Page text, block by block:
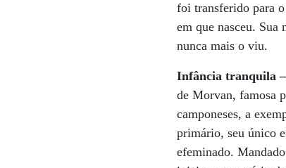
foi transferido para
em que nasceu. Sua
nunca mais o viu.
Infância tranquila
de Morvan, famosa
camponeses, a
primário, seu único
efeminado.